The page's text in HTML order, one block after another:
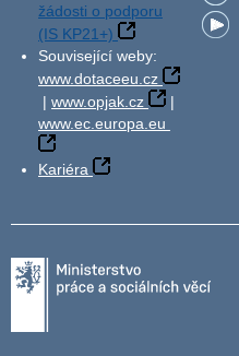
žádosti o podporu
(IS KP21+)
Související weby:
www.dotaceeu.cz
| www.opjak.cz
|
www.ec.europa.eu
Kariéra